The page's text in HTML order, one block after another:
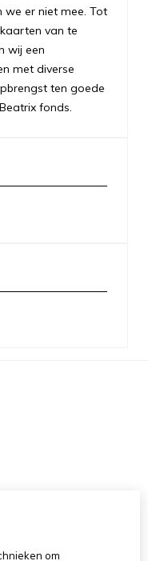
er niet mee. Tot
van te
wij een
met diverse
ten goede
fonds.
om